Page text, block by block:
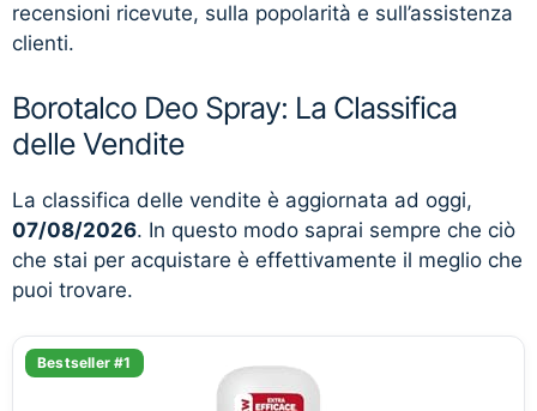
recensioni ricevute, sulla popolarità e sull’assistenza
clienti.
Borotalco Deo Spray: La Classifica
delle Vendite
La classifica delle vendite è aggiornata ad oggi,
07/08/2026. In questo modo saprai sempre che ciò
che stai per acquistare è effettivamente il meglio che
puoi trovare.
Bestseller #1